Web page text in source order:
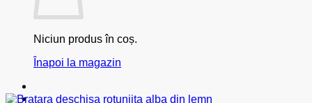
Niciun produs în coș.
Înapoi la magazin